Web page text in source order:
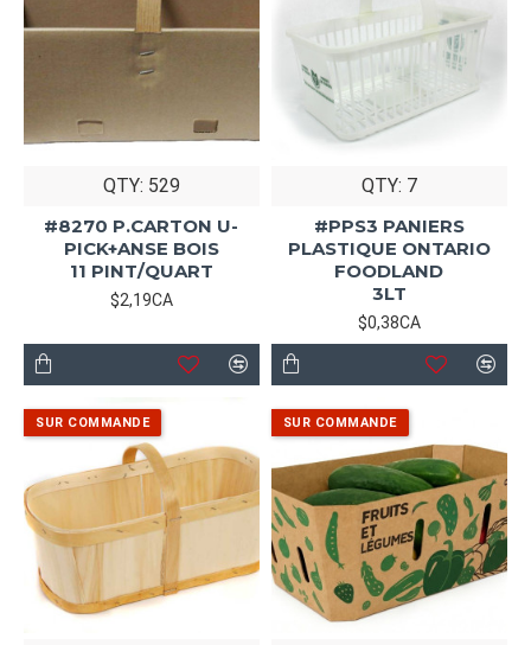
QTY: 529
#8270 P.CARTON U-
PICK+ANSE BOIS
11 PINT/QUART
$2,19CA
QTY: 7
#PPS3 PANIERS
PLASTIQUE ONTARIO
FOODLAND
3LT
$0,38CA